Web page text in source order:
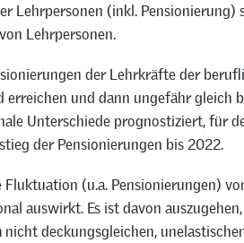
Lehrpersonen (inkl. Pensionierung)
Lehrpersonen.
der Lehrkräfte der
und dann ungefähr gleich
Unterschiede prognostiziert, für
der Pensionierungen bis 2022.
(u.a. Pensionierungen)
auswirkt. Es ist davon
deckungsgleichen,